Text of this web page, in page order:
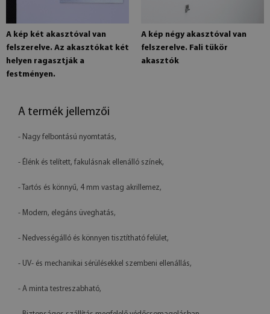
A kép két akasztóval van
felszerelve. Az akasztókat két
helyen ragasztják a
festményen.
A kép négy akasztóval van
felszerelve. Fali tükör
akasztók
A termék jellemzői
- Nagy felbontású nyomtatás,
- Élénk és telített, fakulásnak ellenálló színek,
- Tartós és könnyű, 4 mm vastag akrillemez,
- Modern, elegáns üveghatás,
- Nedvességálló és könnyen tisztítható felület,
- UV- és mechanikai sérülésekkel szembeni ellenállás,
- A minta testreszabható,